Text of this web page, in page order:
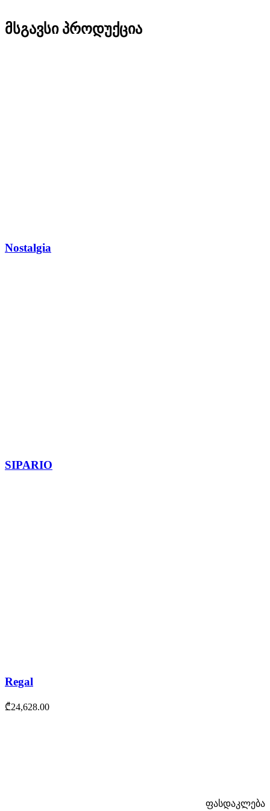
მსგავსი პროდუქცია
Nostalgia
SIPARIO
Regal
₾24,628.00
ფასდაკლება